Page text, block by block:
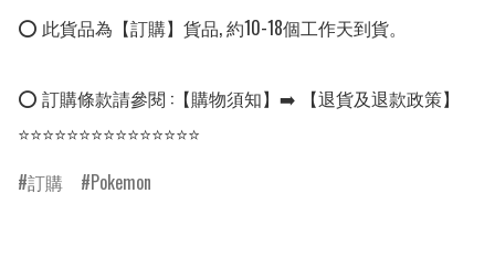
⭕ 此貨品為【訂購】貨品, 約10-18個工作天到貨。
⭕ 訂購條款請參閱 :【購物須知】➡️ 【退貨及退款政策】
⭐⭐⭐⭐⭐⭐⭐⭐⭐⭐⭐⭐⭐⭐⭐
訂購
Pokemon